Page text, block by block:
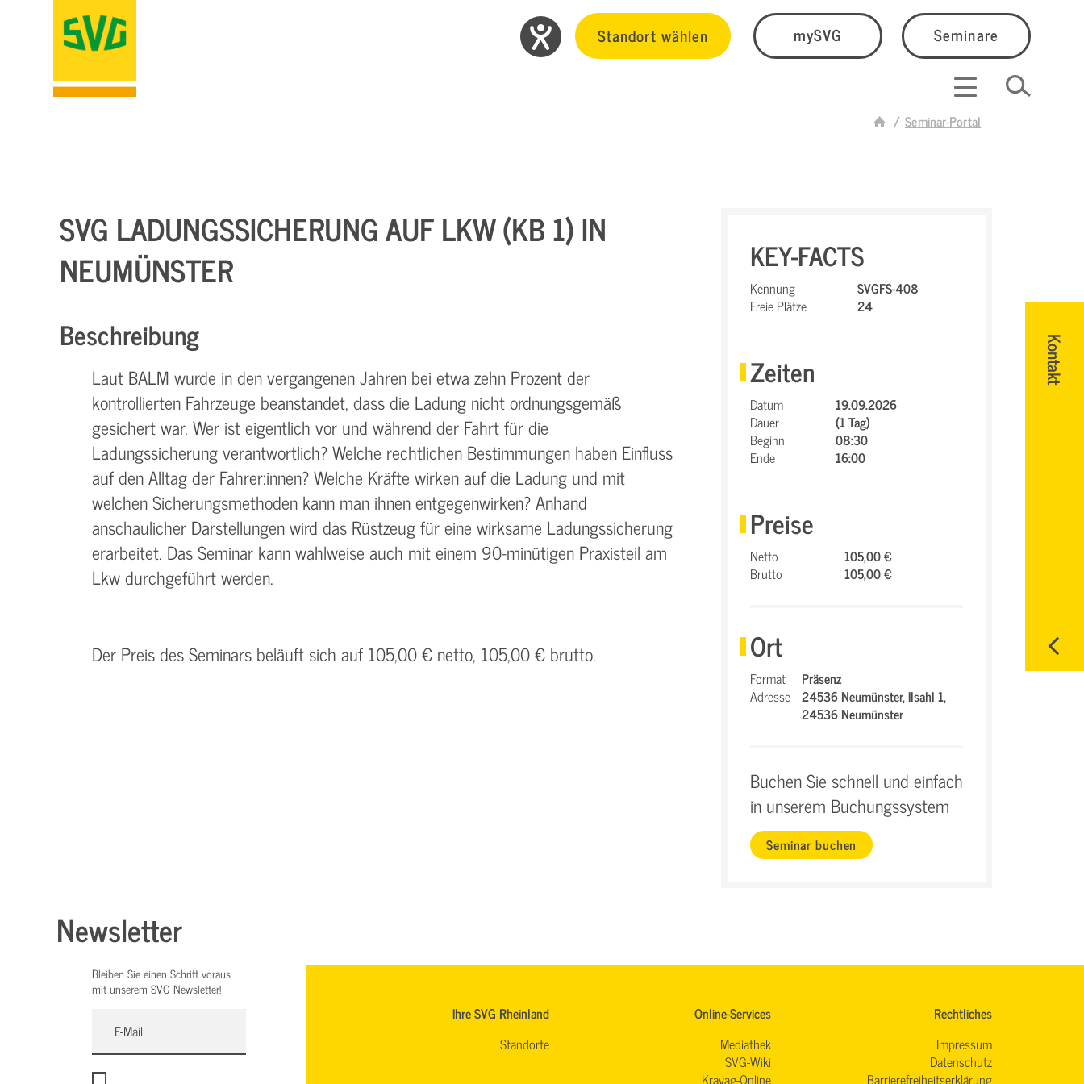
Standort wählen mySVG Seminare
Seminar-Portal
Kontakt
SVG LADUNGSSICHERUNG AUF LKW (KB 1) IN
NEUMÜNSTER
Beschreibung
Laut BALM wurde in den vergangenen Jahren bei etwa zehn Prozent der
kontrollierten Fahrzeuge beanstandet, dass die Ladung nicht ordnungsgemäß
gesichert war. Wer ist eigentlich vor und während der Fahrt für die
Ladungssicherung verantwortlich? Welche rechtlichen Bestimmungen haben Einfluss
auf den Alltag der Fahrer:innen? Welche Kräfte wirken auf die Ladung und mit
welchen Sicherungsmethoden kann man ihnen entgegenwirken? Anhand
anschaulicher Darstellungen wird das Rüstzeug für eine wirksame Ladungssicherung
erarbeitet. Das Seminar kann wahlweise auch mit einem 90-minütigen Praxisteil am
Lkw durchgeführt werden.
Der Preis des Seminars beläuft sich auf 105,00 € netto, 105,00 € brutto.
KEY-FACTS
Kennung
SVGFS-408
Freie Plätze
24
Zeiten
Datum
19.09.2026
Dauer
(1 Tag)
Beginn
08:30
Ende
16:00
Preise
Netto
105,00 €
Brutto
105,00 €
Ort
Format
Präsenz
Adresse 24536 Neumünster,Ilsahl 1,
24536 Neumünster
Buchen Sie schnell und einfach
in unserem Buchungssystem
Seminar buchen
Newsletter
Bleiben Sie einen Schritt voraus
mit unserem SVG Newsletter!
Ihre SVG Rheinland
Standorte
Online-Services
Mediathek
SVG-Wiki
Kravag-Online
Rechtliches
Impressum
Datenschutz
Barrierefreiheitserklärung